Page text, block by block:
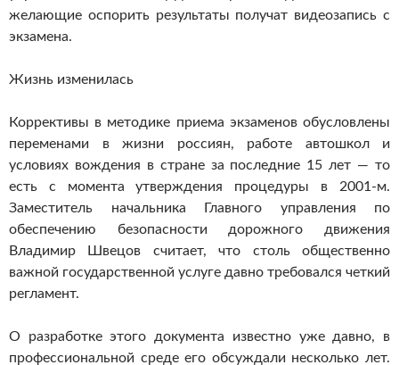
желающие оспорить результаты получат видеозапись с
экзамена.
Жизнь изменилась
Коррективы в методике приема экзаменов обусловлены
переменами в жизни россиян, работе автошкол и
условиях вождения в стране за последние 15 лет — то
есть с момента утверждения процедуры в 2001-м.
Заместитель начальника Главного управления по
обеспечению безопасности дорожного движения
Владимир Швецов считает, что столь общественно
важной государственной услуге давно требовался четкий
регламент.
О разработке этого документа известно уже давно, в
профессиональной среде его обсуждали несколько лет.